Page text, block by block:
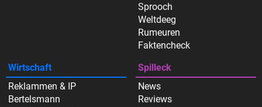
Sprooch
Weltdeeg
Rumeuren
Faktencheck
Wirtschaft
Reklammen & IP
Bertelsmann
Spilleck
News
Reviews